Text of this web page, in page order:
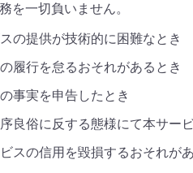
を一切負いません。
の提供が技術的に困難なとき
履行を怠るおそれがあるとき
事実を申告したとき
良俗に反する態様にて本サー
スの信用を毀損するおそれが